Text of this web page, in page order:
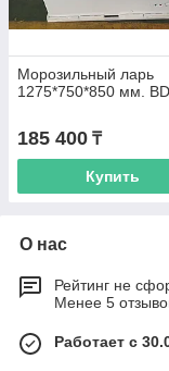
Морозильный ларь
1275*750*850 мм.
185 400 ₸
Купить
О нас
Рейтинг не
Менее 5
Работает с